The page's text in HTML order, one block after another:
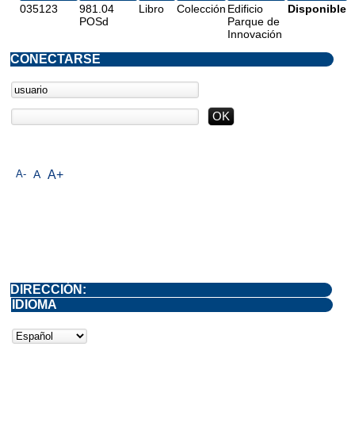
035123
981.04
POSd
Libro Colección Edificio
Parque de
Innovación
Disponible
A- A A+
CONECTARSE
DIRECCIÓN:
IDIOMA